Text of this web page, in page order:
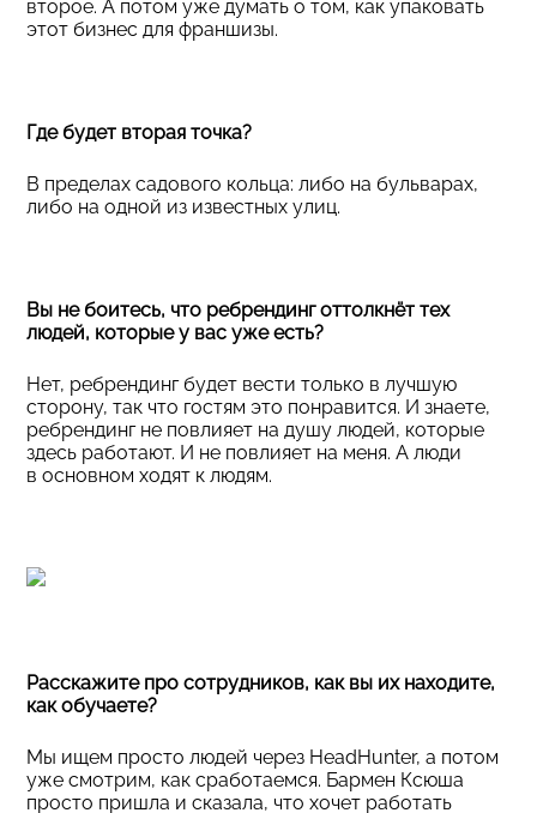
второе. А потом уже думать о том, как упаковать
этот бизнес для франшизы.
Где будет вторая точка?
В пределах садового кольца: либо на бульварах,
либо на одной из известных улиц.
Вы не боитесь, что ребрендинг оттолкнёт тех
людей, которые у вас уже есть?
Нет, ребрендинг будет вести только в лучшую
сторону, так что гостям это понравится. И знаете,
ребрендинг не повлияет на душу людей, которые
здесь работают. И не повлияет на меня. А люди
в основном ходят к людям.
Расскажите про сотрудников, как вы их находите,
как обучаете?
Мы ищем просто людей через HeadHunter, а потом
уже смотрим, как сработаемся. Бармен Ксюша
просто пришла и сказала, что хочет работать